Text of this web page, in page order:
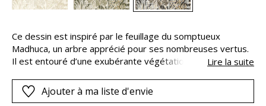
Ce dessin est inspiré par le feuillage du somptueux
Madhuca, un arbre apprécié pour ses nombreuses vertus.
Il est entouré d’une exubérante végétation peinte à la
composition un caractère artisanal et unique. Dispersés en
tous sens, les feuillages sont rehaussés de la luminosité du
Lire la suite
Ajouter à ma liste d'envie